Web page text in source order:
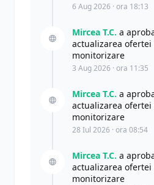
6 Aug 2026 · ora 18:13
Mircea T.C. a
actualizarea
monitorizare
3 Aug 2026 · ora 11:35
Mircea T.C. a
actualizarea
monitorizare
28 Iul 2026 · ora 08:54
Mircea T.C. a
actualizarea
monitorizare